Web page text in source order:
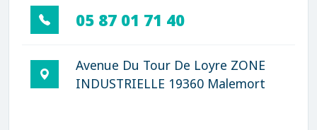
05 87 01 71 40
Avenue Du Tour De Loyre ZONE
INDUSTRIELLE 19360 Malemort